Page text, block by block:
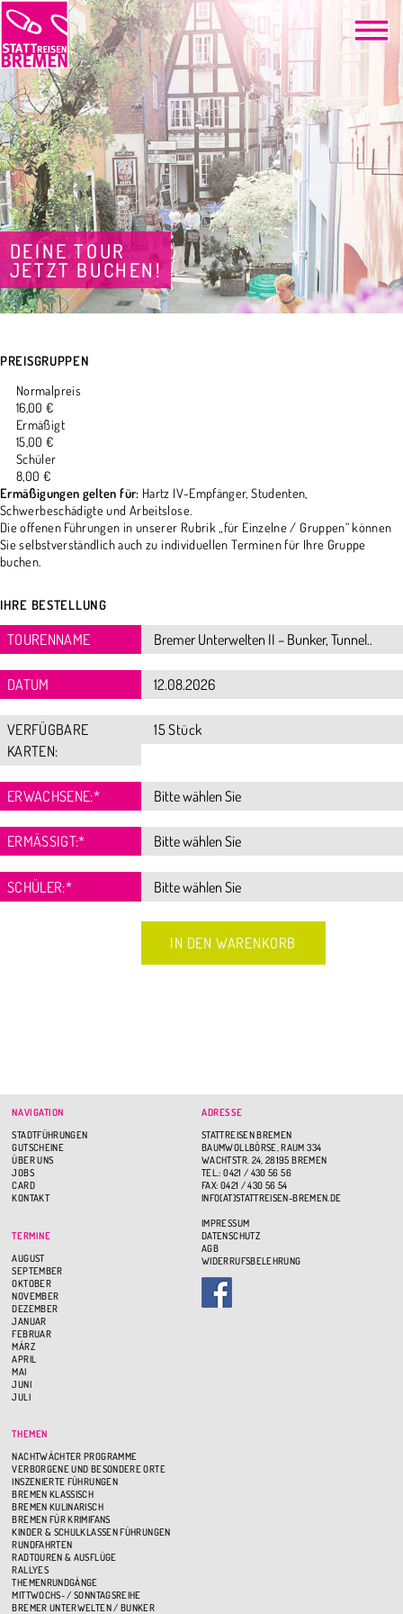
DEINE TOUR
JETZT BUCHEN!
PREISGRUPPEN
Normalpreis
16,00 €
Ermäßigt
15,00 €
Schüler
8,00 €
Ermäßigungen gelten für: Hartz IV-Empfänger, Studenten,
Schwerbeschädigte und Arbeitslose.
Die offenen Führungen in unserer Rubrik „für Einzelne / Gruppen“ können
Sie selbstverständlich auch zu individuellen Terminen für Ihre Gruppe
buchen.
IHRE BESTELLUNG
TOURENNAME
DATUM
VERFÜGBARE
KARTEN:
15 Stück
ERWACHSENE:*
ERMÄSSIGT:*
SCHÜLER:*
NAVIGATION
STADTFÜHRUNGEN
GUTSCHEINE
ÜBER UNS
JOBS
CARD
KONTAKT
TERMINE
AUGUST
SEPTEMBER
OKTOBER
NOVEMBER
DEZEMBER
JANUAR
FEBRUAR
MÄRZ
APRIL
MAI
JUNI
JULI
THEMEN
NACHTWÄCHTER PROGRAMME
VERBORGENE UND BESONDERE ORTE
INSZENIERTE FÜHRUNGEN
BREMEN KLASSISCH
BREMEN KULINARISCH
BREMEN FÜR KRIMIFANS
KINDER & SCHULKLASSEN FÜHRUNGEN
RUNDFAHRTEN
RADTOUREN & AUSFLÜGE
RALLYES
THEMENRUNDGÄNGE
MITTWOCHS- / SONNTAGSREIHE
BREMER UNTERWELTEN / BUNKER
ADRESSE
STATTREISEN BREMEN
BAUMWOLLBÖRSE, RAUM 334
WACHTSTR. 24, 28195 BREMEN
TEL.: 0421 / 430 56 56
FAX: 0421 / 430 56 54
INFO(AT)STATTREISEN-BREMEN.DE
IMPRESSUM
DATENSCHUTZ
AGB
WIDERRUFSBELEHRUNG